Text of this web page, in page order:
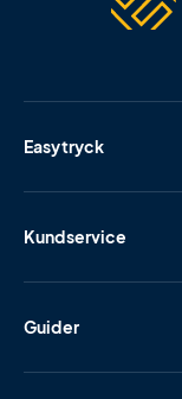
Easytryck
Kundservice
Guider